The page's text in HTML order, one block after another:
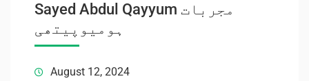
Sayed Abdul Qayyum مجربات
ہومیوپیتھی
August 12, 2024